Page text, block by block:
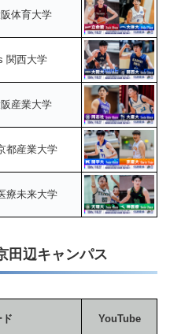
体育大学
関西大学
産業大学
都産業大学
療未来大学
田辺キャンパス
YouTube